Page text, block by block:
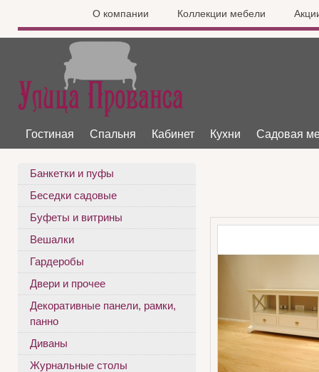
О компании Коллекции мебели
Гостиная Спальня Кабинет Кухни Садовая
Банкетки и пуфы
Беседки садовые
Буфеты и витрины
Вешалки
Гардеробы
Двери и прочее
Декоративные панели, рамки,
панно
Диваны
Журнальные столы